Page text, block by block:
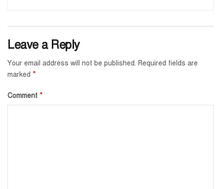
Leave a Reply
Your email address will not be published. Required fields are
marked *
Comment *